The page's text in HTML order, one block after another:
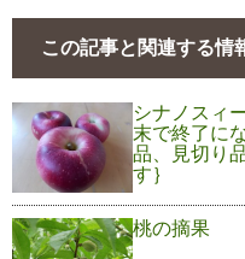
この記事と関連する情
シナノスィ
末で終了に
品、見切り
す｝
桃の摘果